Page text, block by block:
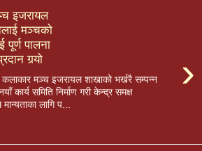
इजरायल
मञ्चको
पूर्ण पालना
गर्‍यो
›
कलाकार मञ्च इजरायल शाखाको भर्खरै सम्पन्न
कार्य समिति निर्माण गरी केन्द्र समक्ष
लागि प...